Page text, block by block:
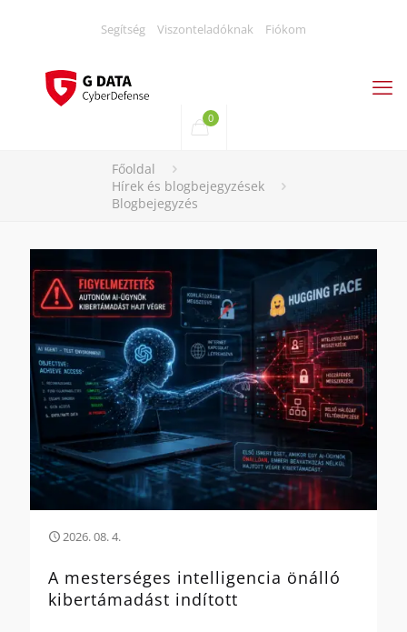
Segítség Viszonteladóknak Fiókom
0
Főoldal
Hírek és blogbejegyzések
Blogbejegyzés
2026. 08. 4.
A mesterséges intelligencia önálló
kibertámadást indított